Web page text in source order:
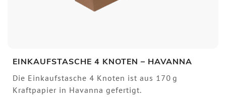
EINKAUFSTASCHE 4 KNOTEN – HAVANNA
Die Einkaufstasche 4 Knoten ist aus 170 g
Kraftpapier in Havanna gefertigt.